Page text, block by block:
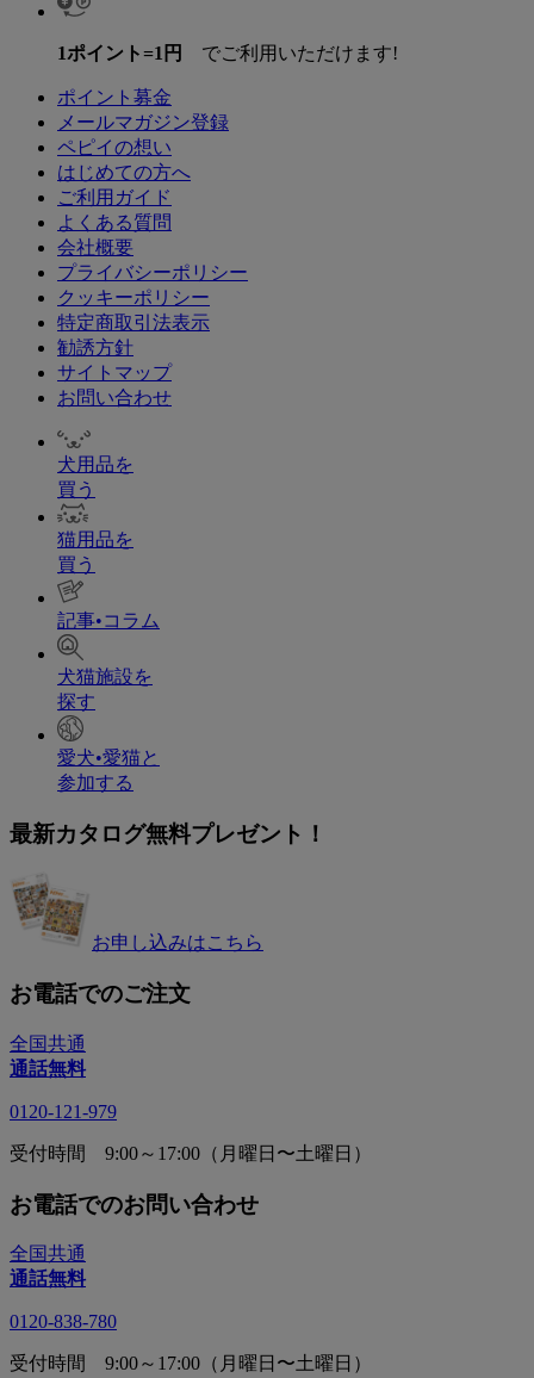
1ポイント=1円 でご利用いただけます!
ポイント募金
メールマガジン登録
ペピイの想い
はじめての方へ
ご利用ガイド
よくある質問
会社概要
プライバシーポリシー
クッキーポリシー
特定商取引法表示
勧誘方針
サイトマップ
お問い合わせ
犬用品を
買う
猫用品を
買う
記事•コラム
犬猫施設を
探す
愛犬•愛猫と
参加する
最新カタログ無料プレゼント！
お申し込みはこちら
お電話でのご注文
全国共通
通話無料
0120-121-979
受付時間 9:00～17:00（月曜日〜土曜日）
お電話でのお問い合わせ
全国共通
通話無料
0120-838-780
受付時間 9:00～17:00（月曜日〜土曜日）